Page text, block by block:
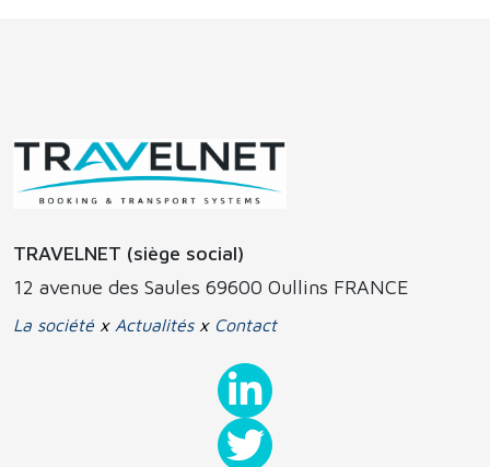
TRAVELNET (siège social)
12 avenue des Saules 69600 Oullins FRANCE
La société x Actualitésx Contact